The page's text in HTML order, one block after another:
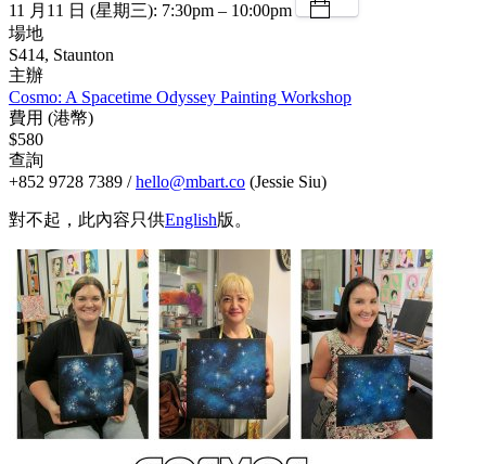
11 月11 日 (星期三): 7:30pm – 10:00pm
場地
S414, Staunton
主辦
Cosmo: A Spacetime Odyssey Painting Workshop
費用 (港幣)
$580
查詢
+852 9728 7389 /hello@mbart.co (Jessie Siu)
對不起，此內容只供English版。